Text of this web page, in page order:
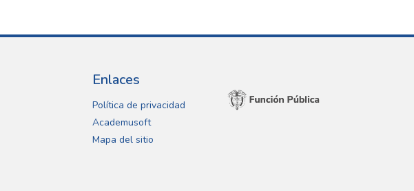
Enlaces
Política de privacidad
Academusoft
Mapa del sitio